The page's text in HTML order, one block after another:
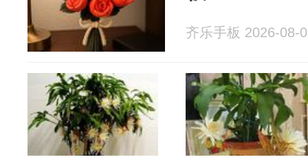
齐乐手板 2026-08-